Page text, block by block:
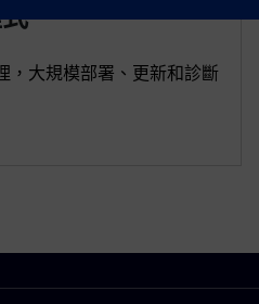
，大規模部署、更新和診斷